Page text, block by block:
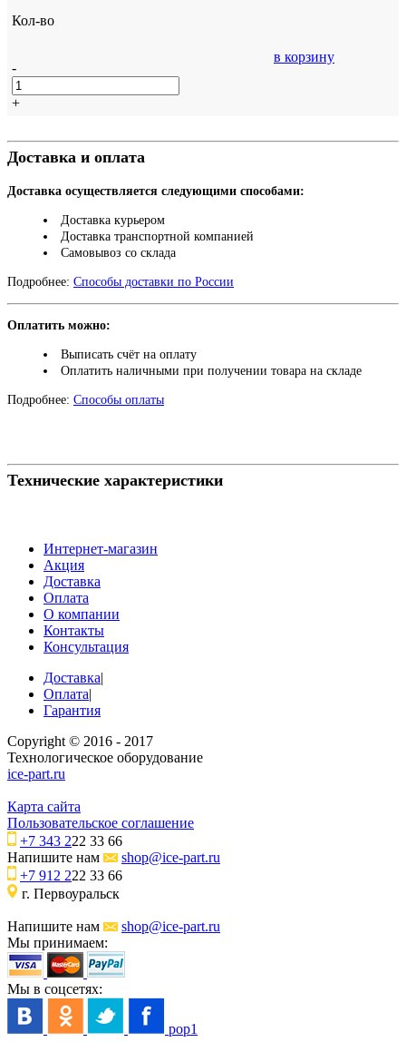
Кол-во
-
+
в корзину
Доставка и оплата
Доставка осуществляется следующими способами:
Доставка курьером
Доставка транспортной компанией
Самовывоз со склада
Подробнее: Способы доставки по России
Оплатить можно:
Выписать счёт на оплату
Оплатить наличными при получении товара на складе
Подробнее: Способы оплаты
Технические характеристики
Интернет-магазин
Акция
Доставка
Оплата
О компании
Контакты
Консультация
Доставка|
Оплата|
Гарантия
Copyright © 2016 - 2017
Технологическое оборудование
ice-part.ru
Карта сайта
Пользовательское соглашение
+7 343 222 33 66
Напишите нам
shop@ice-part.ru
+7 912 222 33 66
г. Первоуральск
Напишите нам
shop@ice-part.ru
Мы принимаем:
Мы в соцсетях:
pop1